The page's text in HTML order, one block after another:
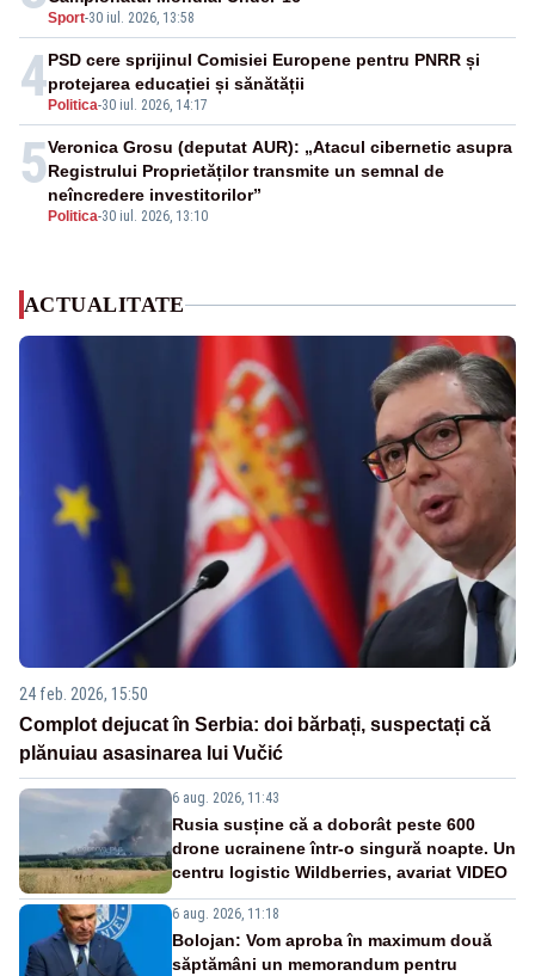
Sport-30 iul. 2026, 13:58
4 Politica-30 iul. 2026, 14:17
PSD cere sprijinul Comisiei Europene pentru PNRR și
protejarea educației și sănătății
5
Politica-30 iul. 2026, 13:10
Veronica Grosu (deputat AUR): „Atacul cibernetic asupra
Registrului Proprietăților transmite un semnal de
neîncredere investitorilor”
ACTUALITATE
24 feb. 2026, 15:50
Complot dejucat în Serbia: doi bărbați, suspectați că
plănuiau asasinarea lui Vučić
6 aug. 2026, 11:43
Rusia susține că a doborât peste 600
drone ucrainene într-o singură noapte. Un
centru logistic Wildberries, avariat VIDEO
6 aug. 2026, 11:18
Bolojan: Vom aproba în maximum două
săptămâni un memorandum pentru